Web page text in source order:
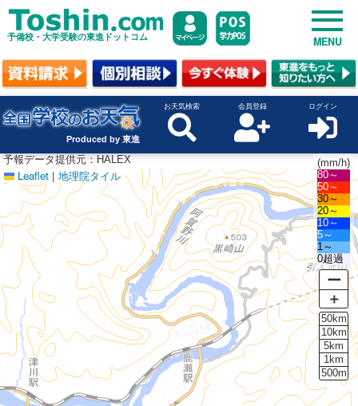
予備校・大学受験の東進ドットコム MENU
Produced by 東進
お天気検索 会員登録 ログイン
Leaflet | 地理院タイル
(mm/h)
80～
50～
30～
20～
10～
5～
1～
0超過
ー
＋
50km
10km
5km
1km
500m
予報データ提供元：HALEX